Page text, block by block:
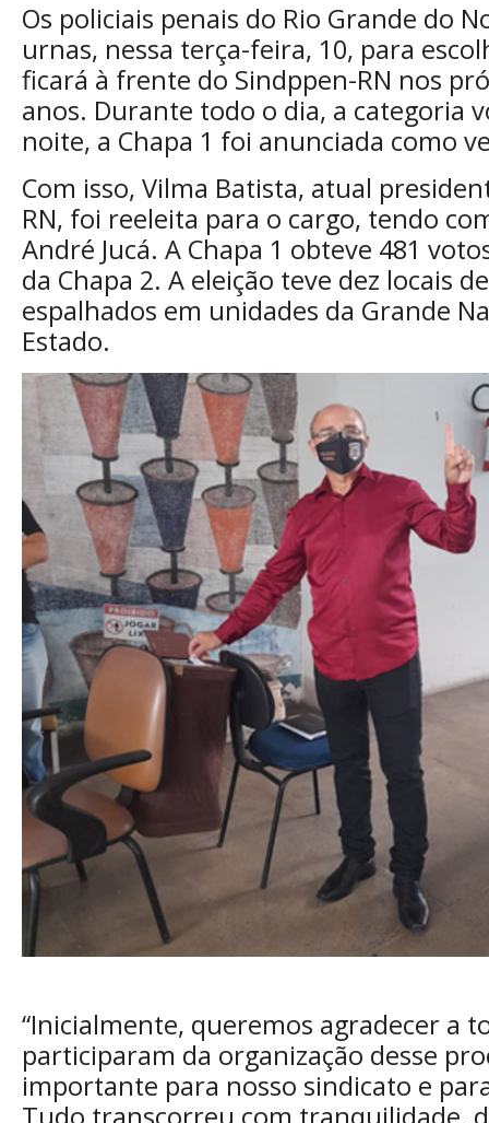
Os policiais penais do Rio Grande do
urnas, nessa terça-feira, 10, para
ficará à frente do Sindppen-RN nos
anos. Durante todo o dia, a categoria
noite, a Chapa 1 foi anunciada como
Com isso, Vilma Batista, atual
RN, foi reeleita para o cargo, tendo
André Jucá. A Chapa 1 obteve 481
da Chapa 2. A eleição teve dez locais
espalhados em unidades da Grande
Estado.
“Inicialmente, queremos agradecer a
participaram da organização desse
importante para nosso sindicato e